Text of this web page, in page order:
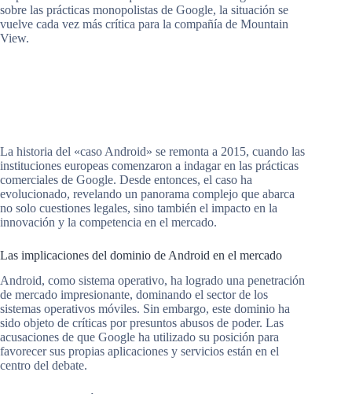
sobre las prácticas monopolistas de Google, la situación se
vuelve cada vez más crítica para la compañía de Mountain
View.
La historia del «caso Android» se remonta a 2015, cuando las
instituciones europeas comenzaron a indagar en las prácticas
comerciales de Google. Desde entonces, el caso ha
evolucionado, revelando un panorama complejo que abarca
no solo cuestiones legales, sino también el impacto en la
innovación y la competencia en el mercado.
Las implicaciones del dominio de Android en el mercado
Android, como sistema operativo, ha logrado una penetración
de mercado impresionante, dominando el sector de los
sistemas operativos móviles. Sin embargo, este dominio ha
sido objeto de críticas por presuntos abusos de poder. Las
acusaciones de que Google ha utilizado su posición para
favorecer sus propias aplicaciones y servicios están en el
centro del debate.